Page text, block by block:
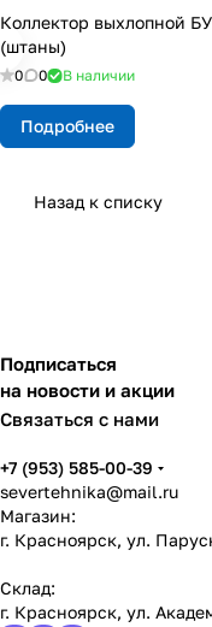
Коллектор выхлопной
(штаны)
0 0 В наличии
Подробнее
Назад к списку
Подписаться
на новости и акции
Связаться с нами
+7 (953) 585-00-39
severtehnika@mail.ru
Магазин:
г. Красноярск, ул.
Склад:
г. Красноярск, ул.